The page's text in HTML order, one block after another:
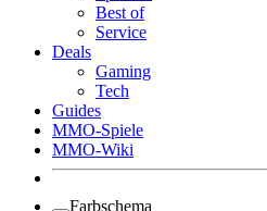
Best of
Service
Deals
Gaming
Tech
Guides
MMO-Spiele
MMO-Wiki
Farbschema